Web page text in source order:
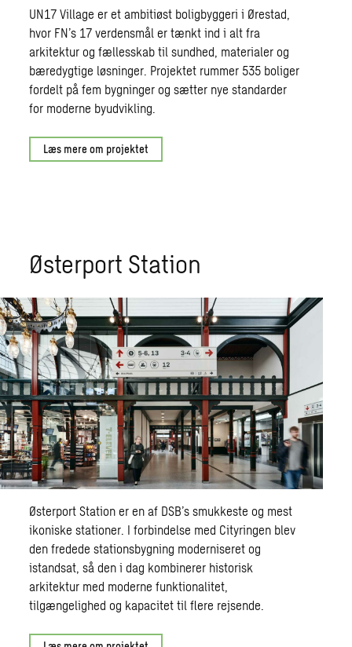
UN17 Village er et ambitiøst boligbyggeri i Ørestad,
hvor FN’s 17 verdensmål er tænkt ind i alt fra
arkitektur og fællesskab til sundhed, materialer og
bæredygtige løsninger. Projektet rummer 535 boliger
fordelt på fem bygninger og sætter nye standarder
for moderne byudvikling.
Læs mere om projektet
Østerport Station
Østerport Station er en af DSB’s smukkeste og mest
ikoniske stationer. I forbindelse med Cityringen blev
den fredede stationsbygning moderniseret og
istandsat, så den i dag kombinerer historisk
arkitektur med moderne funktionalitet,
tilgængelighed og kapacitet til flere rejsende.